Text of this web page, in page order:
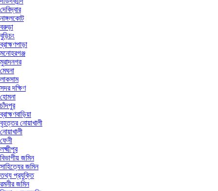
দেবিদ্বার
নাঙ্গলকোট
বরুড়া
বুড়িচং
ব্রাহ্মণপাড়া
মনোহরগঞ্জ
মুরাদনগর
মেঘনা
লাকসাম
সদর দক্ষিণ
হোমনা
চাঁদপুর
ব্রাহ্মণবাড়িয়া
বৃহত্তর নোয়াখালী
নোয়াখালী
ফেনী
লক্ষ্মীপুর
বিভাগীয় জমিন
সাহিত্যের জমিন
তথ্য প্রযুক্তি
রমনীর জমিন